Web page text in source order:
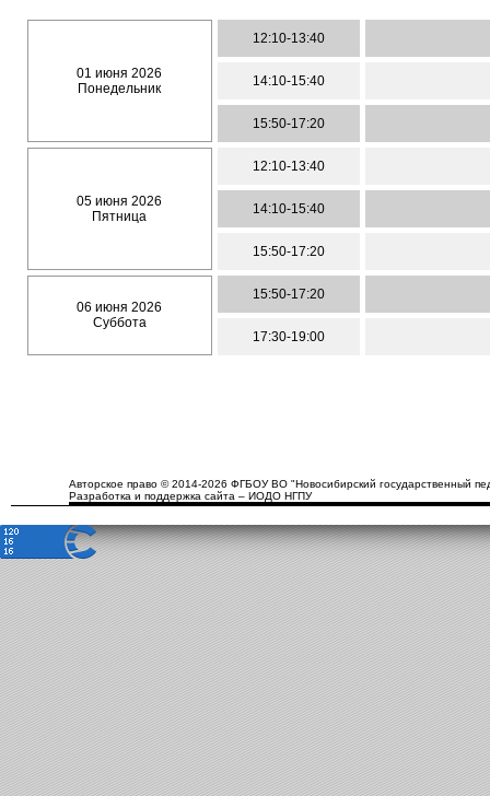
01 июня 2026
Понедельник
12:10-13:40
14:10-15:40
15:50-17:20
05 июня 2026
Пятница
12:10-13:40
14:10-15:40
15:50-17:20
06 июня 2026
Суббота
15:50-17:20
17:30-19:00
Авторское право © 2014-2026 ФГБОУ ВО "Новосибирский государственный
Разработка и поддержка сайта – ИОДО НГПУ